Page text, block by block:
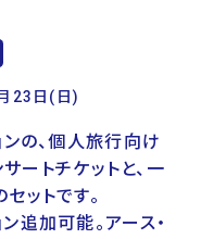
23日(日)
ンの、個人旅行向け
ートチケットと、一
ットです。
追加可能。アース・